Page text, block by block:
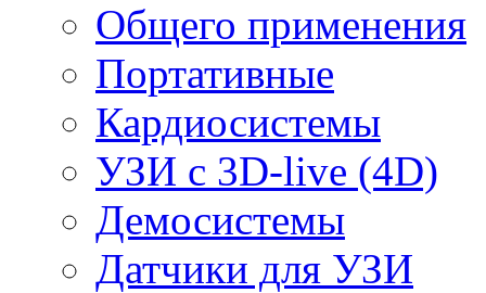
Общего применения
Портативные
Кардиосистемы
УЗИ с 3D-live (4D)
Демосистемы
Датчики для УЗИ